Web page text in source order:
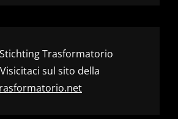
Trasformatorio
sul sito della